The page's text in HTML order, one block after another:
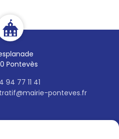
Pontevès
94 77 11 41
ponteves.fr